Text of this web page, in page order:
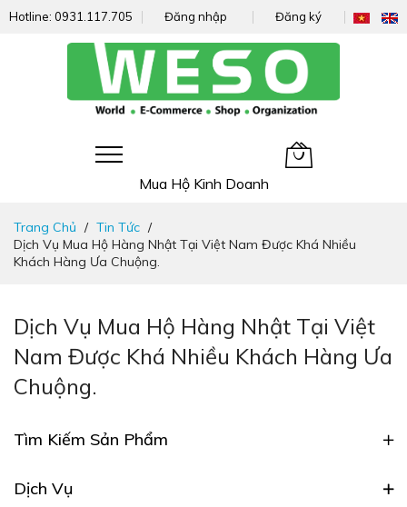
Hotline: 0931.117.705 Đăng nhập Đăng ký
Mua Hộ Kinh Doanh
nhanh
đến
nội
Trang Chủ
Tin Tức
Dịch Vụ Mua Hộ Hàng Nhật Tại Việt Nam Được Khá Nhiều
Khách Hàng Ưa Chuộng.
Dịch Vụ Mua Hộ Hàng Nhật Tại Việt
Nam Được Khá Nhiều Khách Hàng Ưa
Chuộng.
Tìm Kiếm Sản Phẩm
Dịch Vụ